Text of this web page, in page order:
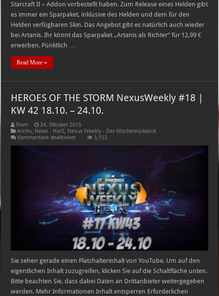
Starcraft II – Addon vorbestellt haben. Zum Release eines Helden gibt
es immer ein Sparpaket, inklusive des Helden und dem für den
Helden verfügbaren Skin. Das Angebot gibt es natürlich auch wieder
bei Artanis. Ihr könnt das Sparpaket „Artanis als Richter“ für 12,99 €
erwerben. Pünktlich …
Read More »
HEROES OF THE STORM NexusWeekly #18 |
KW 42 18.10. – 24.10.
Flom
24. Oktober 2015
Archiv, News - HotS, Nexus Weekly - Der Wochenrückblick
Kommentare deaktiviertfür
NexusWeekly
KW
42
18.10.
–
24.10.
3,153
Sie sehen gerade einen Platzhalterinhalt von YouTube. Um auf den
eigentlichen Inhalt zuzugreifen, klicken Sie auf die Schaltfläche unten.
Bitte beachten Sie, dass dabei Daten an Drittanbieter weitergegeben
werden. Mehr Informationen Inhalt entsperren Erforderlichen